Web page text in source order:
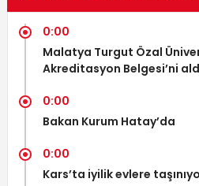
0:00
Malatya Turgut Özal
Akreditasyon Belgesi’ni
0:00
Bakan Kurum Hatay’da
0:00
Kars’ta iyilik evlere